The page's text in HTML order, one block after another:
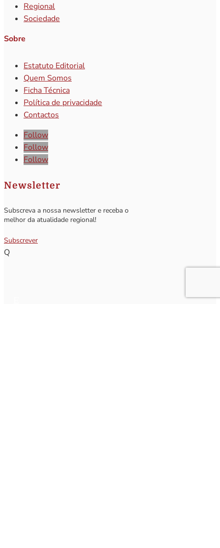
Regional
Sociedade
Sobre
Estatuto Editorial
Quem Somos
Ficha Técnica
Política de privacidade
Contactos
Follow
Follow
Follow
Newsletter
Subscreva a nossa newsletter e receba o
melhor da atualidade regional!
Subscrever
Q